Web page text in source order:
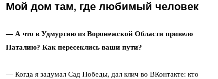
Мой дом там, где любимый человек
— А что в Удмуртию из Воронежской Области привело
Наталию? Как пересеклись ваши пути?
— Когда я задумал Сад Победы, дал клич во ВКонтакте: кто